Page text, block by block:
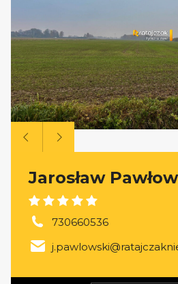
Jarosław
730660536